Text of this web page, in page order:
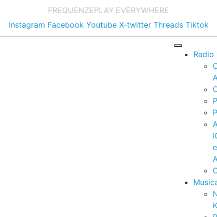
FREQUENZEPLAY EVERYWHERE
Instagram Facebook Youtube X-twitter Threads Tiktok
Radio
e